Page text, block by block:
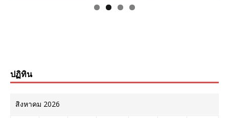
ปฏิทิน
สิงหาคม 2026